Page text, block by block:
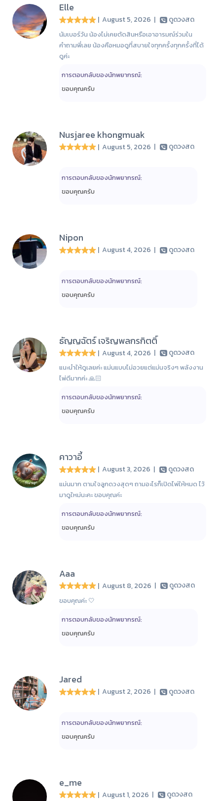
Elle
| August 5, 2026 | ดูดวงสด
นัมเบอร์วัน น้องไม่เคยตัดสินหรือเอาอารมณ์ร่วมใน
คำถามพี่เลย น้องคือหมอดูที่สบายใจทุกครั้งทุกครั้งที่ได้
ดูค่ะ
การตอบกลับของนักพยากรณ์:
ขอบคุณครับ
Nusjaree khongmuak
| August 5, 2026 | ดูดวงสด
การตอบกลับของนักพยากรณ์:
ขอบคุณครับ
Nipon
| August 4, 2026 | ดูดวงสด
การตอบกลับของนักพยากรณ์:
ขอบคุณครับ
ธัญญฉัตร์ เจริญพลกรกิตติ์
| August 4, 2026 | ดูดวงสด
แนะนำให้ดูเลยค่ะ แม่นแบบไม่อวยแต่แม่นจริงๆ พลังงาน
ไพ่ดีมากค่ะ 🙏🏻
การตอบกลับของนักพยากรณ์:
ขอบคุณครับ
คาวาอี้
| August 3, 2026 | ดูดวงสด
แม่นมาก ตามใจลูกดวงสุดๆ ถามอะไรก็เปิดไพ่ให้หมด ไว้
มาดูใหม่นะคะ ขอบคุณค่ะ
การตอบกลับของนักพยากรณ์:
ขอบคุณครับ
Aaa
| August 8, 2026 | ดูดวงสด
ขอบคุณค่ะ 🤍
การตอบกลับของนักพยากรณ์:
ขอบคุณครับ
Jared
| August 2, 2026 | ดูดวงสด
การตอบกลับของนักพยากรณ์:
ขอบคุณครับ
e_me
| August 1, 2026 | ดูดวงสด